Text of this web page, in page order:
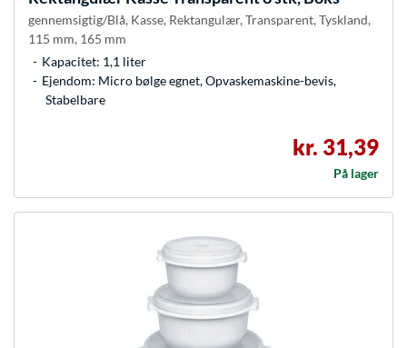
gennemsigtig/Blå, Kasse, Rektangulær, Transparent, Tyskland,
115 mm, 165 mm
Kapacitet: 1,1 liter
Ejendom: Micro bølge egnet, Opvaskemaskine-bevis,
Stabelbare
kr. 31,39
På lager